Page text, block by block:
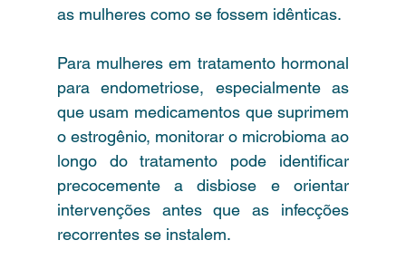
as mulheres como se fossem idênticas.
Para mulheres em tratamento hormonal
para endometriose, especialmente as
que usam medicamentos que suprimem
o estrogênio, monitorar o microbioma ao
longo do tratamento pode identificar
precocemente a disbiose e orientar
intervenções antes que as infecções
recorrentes se instalem.